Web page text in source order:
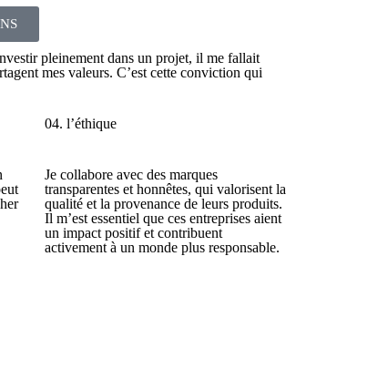
pleinement dans un projet, il me fallait
mes valeurs. C’est cette conviction qui
04. l’éthique
Je collabore avec des marques
transparentes et honnêtes, qui valorisent la
qualité et la provenance de leurs produits.
Il m’est essentiel que ces entreprises aient
un impact positif et contribuent
activement à un monde plus responsable.